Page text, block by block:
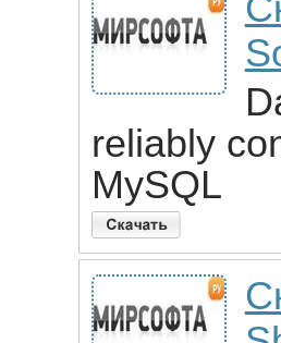
reliably
MySQL